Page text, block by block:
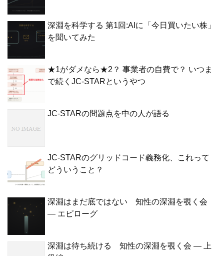
深淵を科学する 第1回:AIに「今日買いたい株」
を聞いてみた
★1がダメなら★2？ 事業者の自費で？ いつま
で続くJC-STARというやつ
JC-STARの問題点を中の人が語る
JC-STARのグリッドコード義務化、これって
どういうこと？
深淵はまだ底ではない 知性の深淵を覗く会
— エピローグ
深淵は待ち続ける 知性の深淵を覗く会 — 上